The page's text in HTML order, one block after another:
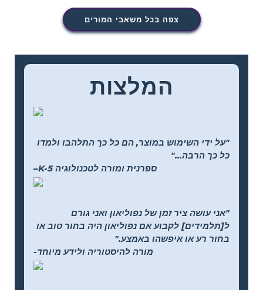
צפה בכל משאבי המורים
המלצות
"על ידי השימוש במוצר, הם כל כך התלהבו ולמדו
כל כך הרבה..."
–K-5 ספרנית ומורה לטכנולוגיה
"אני עושה ציר זמן של נפוליאון ואני גורם
ל[תלמידים] לקבוע אם נפוליאון היה בחור טוב או
בחור רע או איפשהו באמצע."
-מורה להיסטוריה ולידע מיוחד